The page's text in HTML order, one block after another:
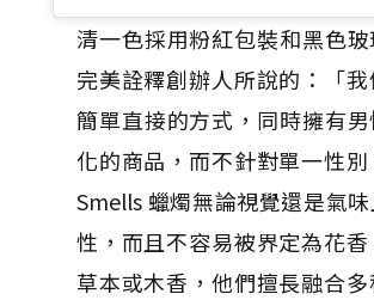
清一色採用粉紅包裝和黑色玻
完美詮釋創辦人所說的：「我
簡單直接的方式，同時擁有
化的商品， 而不針對單一性
Smells 蠟燭無論視覺還是氣
性，而且不容易被界定為花香
草本或木香，他們擅長融合多